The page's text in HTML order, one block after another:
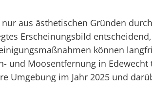
aus ästhetischen Gründen
Erscheinungsbild
können
und Moosentfernung in
Umgebung im Jahr 2025 und